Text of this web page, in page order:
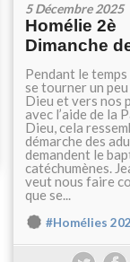
5 Décembre 2025
Homélie 2è
Dimanche
Pendant le temps
se tourner un
Dieu et vers nos
avec l’aide de la
Dieu, cela
démarche des
demandent le
catéchumènes.
veut nous faire
que se...
#Homélies